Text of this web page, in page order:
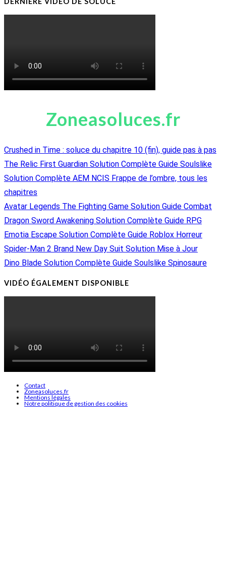
Zoneasoluces.fr
Crushed in Time : soluce du chapitre 10 (fin), guide pas à pas
The Relic First Guardian Solution Complète Guide Soulslike
Solution Complète AEM NCIS Frappe de l’ombre, tous les
chapitres
Avatar Legends The Fighting Game Solution Guide Combat
Dragon Sword Awakening Solution Complète Guide RPG
Emotia Escape Solution Complète Guide Roblox Horreur
Spider-Man 2 Brand New Day Suit Solution Mise à Jour
Dino Blade Solution Complète Guide Soulslike Spinosaure
VIDÉO ÉGALEMENT DISPONIBLE
Contact
Zoneasoluces.fr
Mentions légales
Notre politique de gestion des cookies